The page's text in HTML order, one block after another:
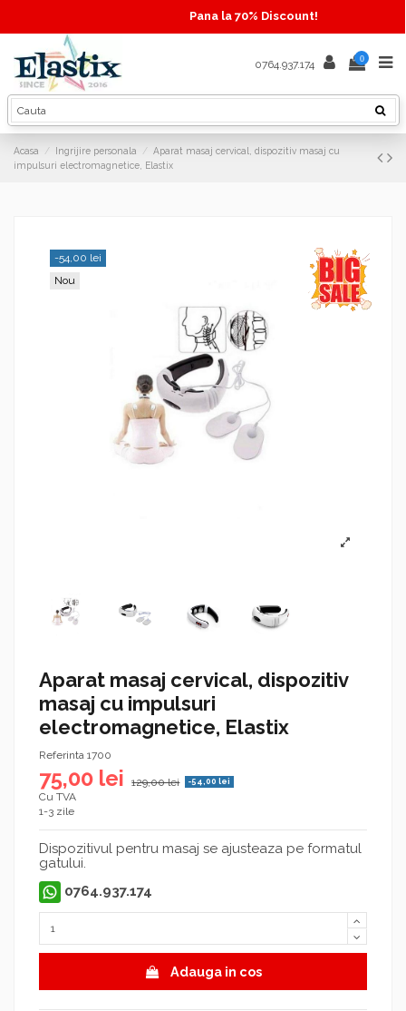
Pana la 70% Discount!
0764.937.174 0
Acasa Ingrijire personala
Aparat masaj cervical, dispozitiv masaj cu
impulsuri electromagnetice, Elastix
-54,00 lei
Nou
Aparat masaj cervical, dispozitiv
masaj cu impulsuri
electromagnetice, Elastix
Referinta 1700
75,00 lei 129,00 lei -54,00 lei
Cu TVA
1-3 zile
Dispozitivul pentru masaj se ajusteaza pe formatul
gatului.
0764.937.174
Adauga in cos